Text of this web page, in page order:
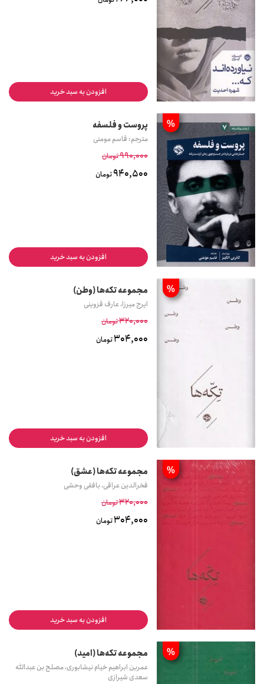
افزودن به سبد خرید
% پروست و فلسفه
مترجم: قاسم مومنی
990,000تومان
940,500تومان
افزودن به سبد خرید
% مجموعه تکه‌ها (وطن)
ایرج میرزا، عارف قزوینی
320,000تومان
304,000تومان
افزودن به سبد خرید
% مجموعه تکه‌ها (عشق)
فخرالدین عراقی، بافقی وحشی
320,000تومان
304,000تومان
افزودن به سبد خرید
% مجموعه تکه‌ها (امید)
عمربن ابراهیم خیام نیشابوری، مصلح بن عبدالله
سعدی شیرازی